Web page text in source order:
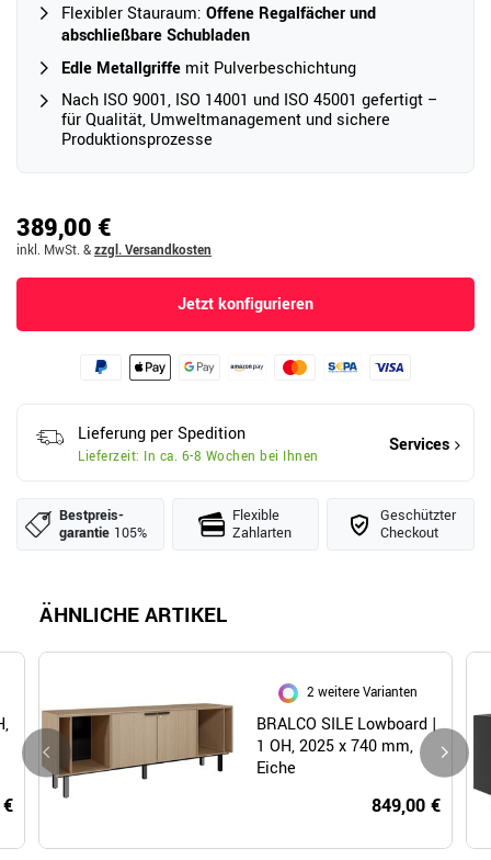
Flexibler Stauraum: Offene Regalfächer und
abschließbare Schubladen
Edle Metallgriffe mit Pulverbeschichtung
Nach ISO 9001, ISO 14001 und ISO 45001 gefertigt –
für Qualität, Umweltmanagement und sichere
Produktionsprozesse
389,00 €
inkl. MwSt. &zzgl. Versandkosten
Jetzt konfigurieren
Lieferung per Spedition
Lieferzeit: In ca. 6-8 Wochen bei Ihnen
Services
Bestpreis­
garantie 105%
Flexible
Zahlarten
Geschützter
Checkout
ÄHNLICHE ARTIKEL
2 weitere Varianten
BRALCO SILE Lowboard |
1 OH, 2025 x 740 mm,
Eiche
849,00 €